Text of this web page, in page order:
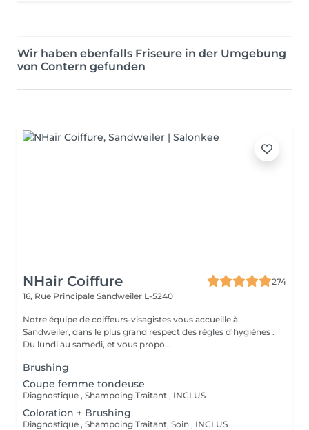
Wir haben ebenfalls Friseure in der Umgebung
von Contern gefunden
NHair Coiffure
274
16, Rue Principale Sandweiler L-5240
Notre équipe de coiffeurs-visagistes vous accueille à
Sandweiler, dans le plus grand respect des régles d'hygiénes .
Du lundi au samedi, et vous propo...
Brushing
Coupe femme tondeuse
Diagnostique , Shampoing Traitant , INCLUS
Coloration + Brushing
Diagnostique , Shampoing Traitant, Soin , INCLUS